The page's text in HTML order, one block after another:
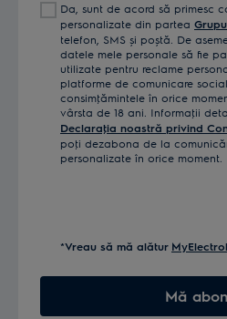
Aspirator
vertical Seria
700
Aspirator
vertical Seria
700
tău Da, sunt de acord să primesc
personalizate din partea
telefon, SMS și poștă. De
datele mele personale să fie
utilizate pentru reclame
platforme de comunicare
consimţămintele în orice
vârsta de 18 ani. Informaţii
Declaraţia noastră privind
poţi dezabona de la
personalizate în orice moment.
*Vreau să mă alătur
Mă